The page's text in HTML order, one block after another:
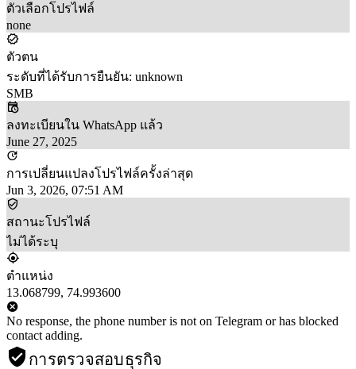
ตัวเลือกโปรไฟล์
none
ตัวตน
ระดับที่ได้รับการยืนยัน: unknown
SMB
ลงทะเบียนใน WhatsApp แล้ว
June 27, 2025
การเปลี่ยนแปลงโปรไฟล์ครั้งล่าสุด
Jun 3, 2026, 07:51 AM
สถานะโปรไฟล์
ไม่ได้ระบุ
ตำแหน่ง
13.068799, 74.993600
No response, the phone number is not on Telegram or has blocked
contact adding.
การตรวจสอบธุรกิจ